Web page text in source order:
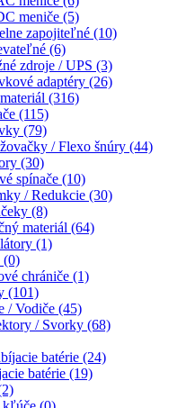
meniče (5)
zapojiteľné (10)
(6)
zdroje / UPS (3)
adaptéry (26)
(316)
(115)
(79)
/ Flexo šnúry (44)
(30)
spínače (10)
/ Redukcie (30)
(8)
materiál (64)
(1)
(0)
chrániče (1)
(101)
/ Vodiče (45)
/ Svorky (68)
batérie (24)
batérie (19)